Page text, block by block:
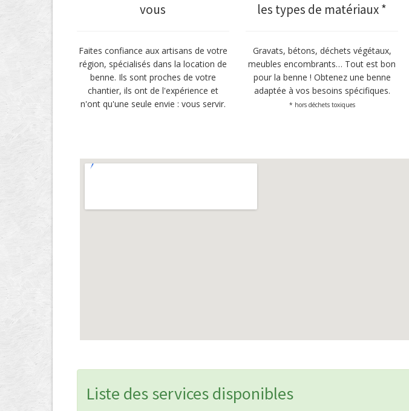
vous
Faites confiance aux artisans de votre
région, spécialisés dans la location de
benne. Ils sont proches de votre
chantier, ils ont de l'expérience et
n'ont qu'une seule envie : vous servir.
les types de matériaux *
Gravats, bétons, déchets végétaux,
meubles encombrants… Tout est bon
pour la benne ! Obtenez une benne
adaptée à vos besoins spécifiques.
* hors déchets toxiques
Liste des services disponibles